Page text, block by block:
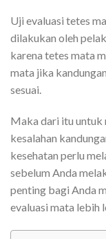
Uji evaluasi tetes
dilakukan oleh
karena tetes mata
mata jika
sesuai.
Maka dari itu untuk
kesalahan
kesehatan perlu
sebelum Anda
penting bagi Anda
evaluasi mata lebih